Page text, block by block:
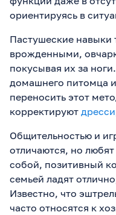
ориентируясь в
Пастушеские навыки
врожденными,
покусывая их за
домашнего питомца
переносить этот
корректируют
Общительностью и
отличаются, но
собой, позитивный
семьей ладят
Известно, что
часто относятся к